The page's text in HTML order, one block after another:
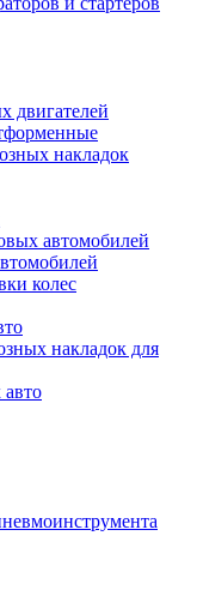
двигателей
накладок
автомобилей
колес
накладок для